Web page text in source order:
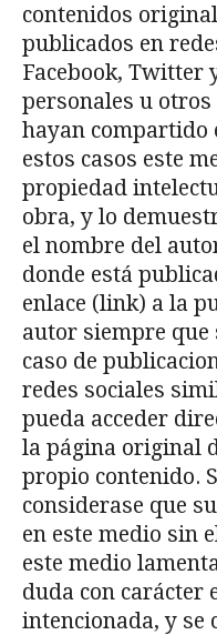
contenidos
publicados en
Facebook, Twitter
personales u
hayan compartido
estos casos este
propiedad
obra, y lo
el nombre del
donde está
enlace (link) a la
autor siempre que
caso de
redes sociales
pueda acceder
la página original
propio contenido.
considerase que
en este medio sin
este medio
duda con carácter
intencionada, y se